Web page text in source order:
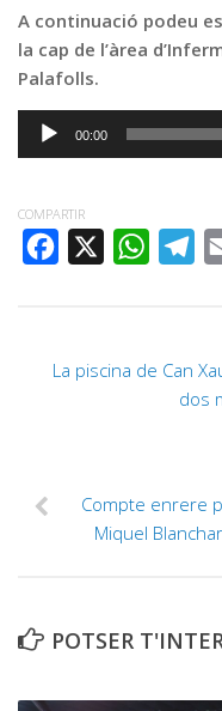
A continuació podeu
la cap de l’àrea
Palafolls.
Reproductor
00:00
COMPARTIR
FACEBOOK
WHATSAPP
La piscina de Can
dos
Compte enrere
Miquel
POTSER